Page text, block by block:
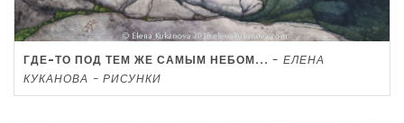
ГДЕ-ТО ПОД ТЕМ ЖЕ САМЫМ НЕБОМ... - ЕЛЕНА
КУКАНОВА - РИСУНКИ